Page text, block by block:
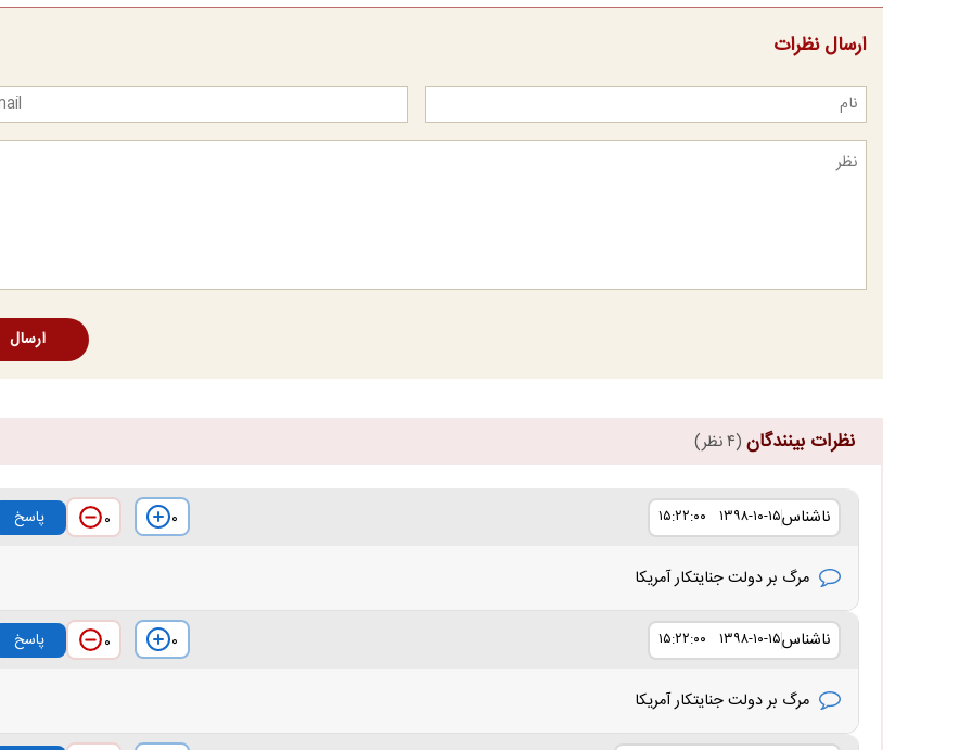
ارسال نظرات
ارسال
نظرات بینندگان (۴ نظر)
ناشناس۱۳۹۸-۱۰-۱۵ ۱۵:۲۲:۰۰ ۰ ۰ پاسخ
مرگ بر دولت جنایتکار آمریکا
ناشناس۱۳۹۸-۱۰-۱۵ ۱۵:۲۲:۰۰ ۰ ۰ پاسخ
مرگ بر دولت جنایتکار آمریکا